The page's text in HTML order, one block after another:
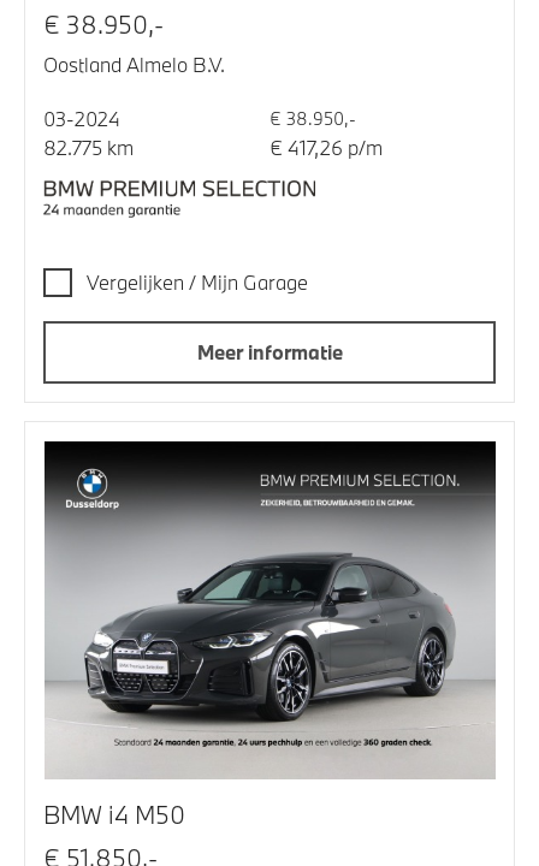
€ 38.950,-
Oostland Almelo B.V.
03-2024 € 38.950,-
82.775 km € 417,26 p/m
Vergelijken / Mijn Garage
Meer informatie
BMW i4 M50
€ 51.850,-